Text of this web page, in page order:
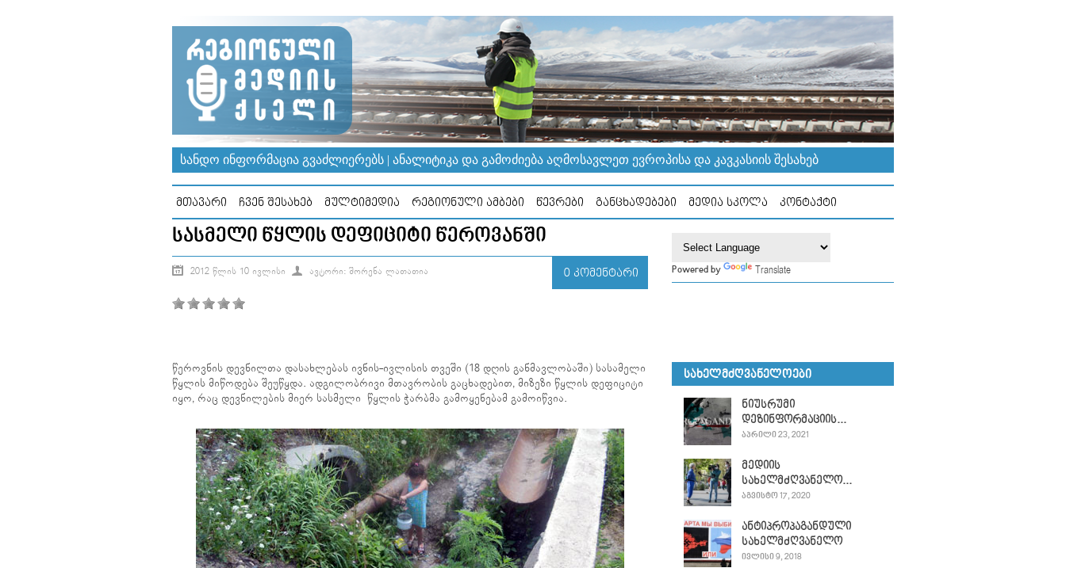
ᲡᲐᲜᲓᲝ ᲘᲜᲤᲝᲠᲛᲐᲪᲘᲐ ᲒᲕᲐᲫᲚᲘᲔᲠᲔᲑᲡ | ᲐᲜᲐᲚᲘᲢᲘᲙᲐ ᲓᲐ ᲒᲐᲛᲝᲫᲘᲔᲑᲐ ᲐᲦᲛᲝᲡᲐᲕᲚᲔᲗ ᲔᲕᲠᲝᲞᲘᲡᲐ ᲓᲐ ᲙᲐᲕᲙᲐᲡᲘᲘᲡ ᲨᲔᲡᲐᲮᲔᲑ
ᲛᲗᲐᲕᲐᲠᲘ ᲩᲕᲔᲜ ᲨᲔᲡᲐᲮᲔᲑ ᲛᲣᲚᲢᲘᲛᲔᲓᲘᲐ ᲠᲔᲒᲘᲝᲜᲣᲚᲘ ᲐᲛᲑᲔᲑᲘ ᲬᲔᲕᲠᲔᲑᲘ ᲒᲐᲜᲪᲮᲐᲓᲔᲑᲔᲑᲘ ᲛᲔᲓᲘᲐ ᲡᲙᲝᲚᲐ ᲙᲝᲜᲢᲐᲥᲢᲘ
ᲡᲐᲡᲛᲔᲚᲘ ᲬᲧᲚᲘᲡ ᲓᲔᲤᲘᲪᲘᲢᲘ ᲬᲔᲠᲝᲕᲐᲜᲨᲘ
0 ᲙᲝᲛᲔᲜᲢᲐᲠᲘ
2012 ᲬᲚᲘᲡ 10 ᲘᲕᲚᲘᲡᲘ ᲐᲕᲢᲝᲠᲘ: ᲨᲝᲠᲔᲜᲐ ᲚᲐᲗᲐᲗᲘᲐ
წეროვნის დევნილთა დასახლებას ივნის-ივლისის თვეში (18 დღის განმავლობაში) სასამელი
წყლის მიწოდება შეუწყდა. ადგილობრივი მთავრობის გაცხადებით, მიზეზი წყლის დეფიციტი
იყო, რაც დევნილების მიერ სასმელი წყლის ჭარბმა გამოყენებამ გამოიწვია.
Powered by Translate
ᲡᲐᲮᲔᲚᲛᲫᲦᲕᲐᲜᲔᲚᲝᲔᲑᲘ
ნიუსრუმი
დეზინფორმაციის...
ᲐᲞᲠᲘᲚᲘ 23, 2021
მედიის
სახელმძღვანელო...
ᲐᲒᲕᲘᲡᲢᲝ 17, 2020
ანტიპროპაგანდული
სახელმძღვანელო
ᲘᲕᲚᲘᲡᲘ 9, 2018